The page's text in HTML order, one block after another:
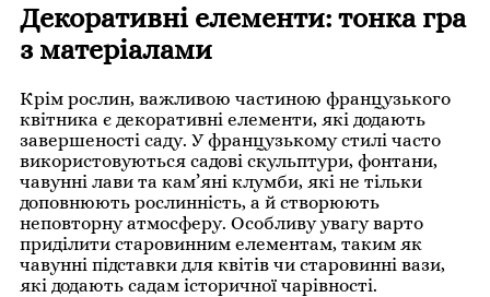
Декоративні елементи: тонка гра
з матеріалами
Крім рослин, важливою частиною французького
квітника є декоративні елементи, які додають
завершеності саду. У французькому стилі часто
використовуються садові скульптури, фонтани,
чавунні лави та кам’яні клумби, які не тільки
доповнюють рослинність, а й створюють
неповторну атмосферу. Особливу увагу варто
приділити старовинним елементам, таким як
чавунні підставки для квітів чи старовинні вази,
які додають садам історичної чарівності.